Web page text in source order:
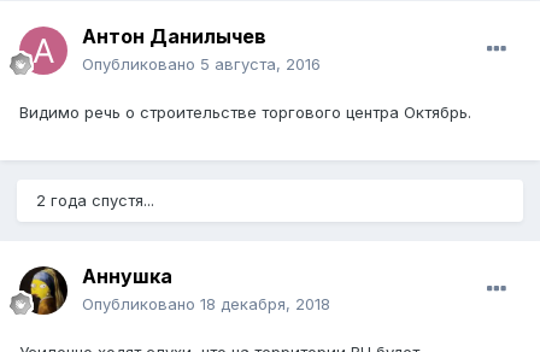
Антон Данилычев
Опубликовано 5 августа, 2016
Видимо речь о строительстве торгового центра Октябрь.
2 года спустя...
Аннушка
Опубликовано 18 декабря, 2018